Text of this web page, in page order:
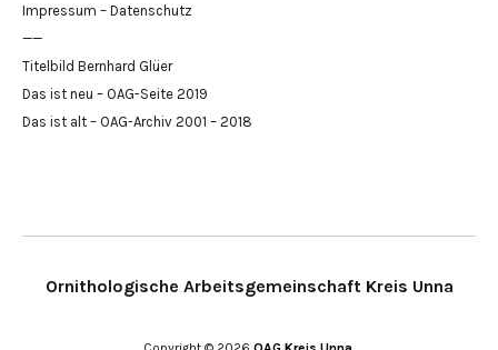
Impressum – Datenschutz
——
Titelbild Bernhard Glüer
Das ist neu – OAG-Seite 2019
Das ist alt – OAG-Archiv 2001 – 2018
Ornithologische Arbeitsgemeinschaft Kreis Unna